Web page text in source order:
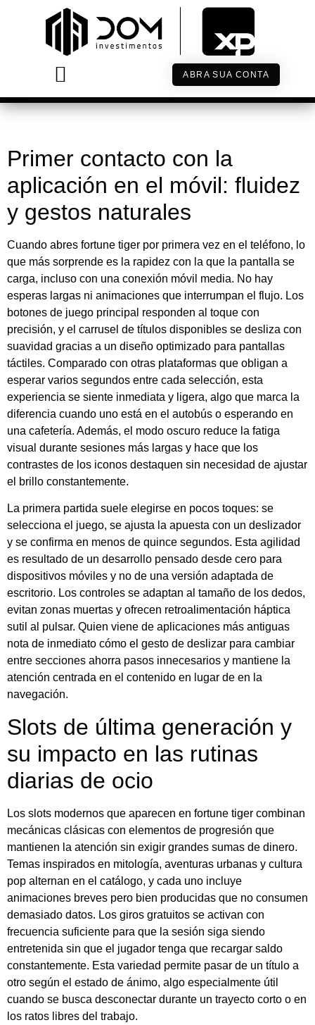
ABRA SUA CONTA
La experiencia móvil de fortune
tiger y cómo reinventa las tardes
de ocio digital
Primer contacto con la
aplicación en el móvil: fluidez
y gestos naturales
Cuando abres fortune tiger por primera vez en el teléfono, lo
que más sorprende es la rapidez con la que la pantalla se
carga, incluso con una conexión móvil media. No hay
esperas largas ni animaciones que interrumpan el flujo. Los
botones de juego principal responden al toque con
precisión, y el carrusel de títulos disponibles se desliza con
suavidad gracias a un diseño optimizado para pantallas
táctiles. Comparado con otras plataformas que obligan a
esperar varios segundos entre cada selección, esta
experiencia se siente inmediata y ligera, algo que marca la
diferencia cuando uno está en el autobús o esperando en
una cafetería. Además, el modo oscuro reduce la fatiga
visual durante sesiones más largas y hace que los
contrastes de los iconos destaquen sin necesidad de ajustar
el brillo constantemente.
La primera partida suele elegirse en pocos toques: se
selecciona el juego, se ajusta la apuesta con un deslizador
y se confirma en menos de quince segundos. Esta agilidad
es resultado de un desarrollo pensado desde cero para
dispositivos móviles y no de una versión adaptada de
escritorio. Los controles se adaptan al tamaño de los dedos,
evitan zonas muertas y ofrecen retroalimentación háptica
sutil al pulsar. Quien viene de aplicaciones más antiguas
nota de inmediato cómo el gesto de deslizar para cambiar
entre secciones ahorra pasos innecesarios y mantiene la
atención centrada en el contenido en lugar de en la
navegación.
Slots de última generación y
su impacto en las rutinas
diarias de ocio
Los slots modernos que aparecen en fortune tiger combinan
mecánicas clásicas con elementos de progresión que
mantienen la atención sin exigir grandes sumas de dinero.
Temas inspirados en mitología, aventuras urbanas y cultura
pop alternan en el catálogo, y cada uno incluye
animaciones breves pero bien producidas que no consumen
demasiado datos. Los giros gratuitos se activan con
frecuencia suficiente para que la sesión siga siendo
entretenida sin que el jugador tenga que recargar saldo
constantemente. Esta variedad permite pasar de un título a
otro según el estado de ánimo, algo especialmente útil
cuando se busca desconectar durante un trayecto corto o en
los ratos libres del trabajo.